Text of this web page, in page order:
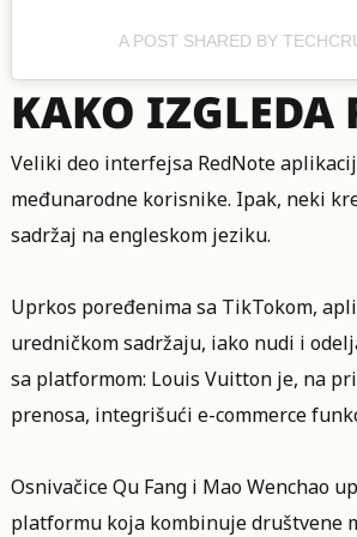
A POST SHARED BY
KAKO IZGLEDA
Veliki deo interfejsa RedNote
međunarodne korisnike. Ipak, neki
sadržaj na engleskom jeziku.
Uprkos poređenima sa TikTokom,
uredničkom sadržaju, iako nudi i
sa platformom: Louis Vuitton je, na
prenosa, integrišući e-commerce
Osnivačice Qu Fang i Mao Wenchao
platformu koja kombinuje društvene